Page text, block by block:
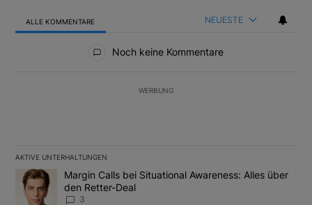
ALLE KOMMENTARE NEUESTE
Noch keine Kommentare
WERBUNG
AKTIVE UNTERHALTUNGEN
Das Folgende ist eine Liste der am meisten kommentierten
Ein Trendartikel mit dem Titel "Margin Calls bei Situational
Margin Calls bei Situational Awareness: Alles über
den Retter-Deal
3